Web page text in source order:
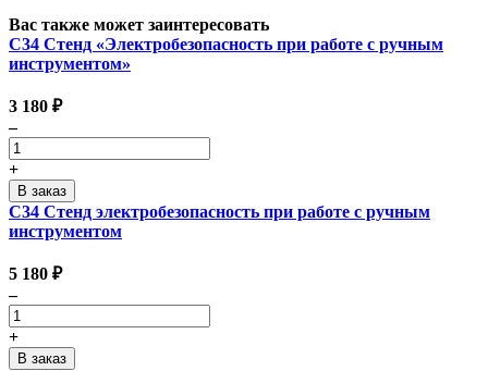
Вас также может заинтересовать
С34 Стенд «Электробезопасность при работе с ручным
инструментом»
3 180 ₽
–
+
С34 Стенд электробезопасность при работе с ручным
инструментом
5 180 ₽
–
+